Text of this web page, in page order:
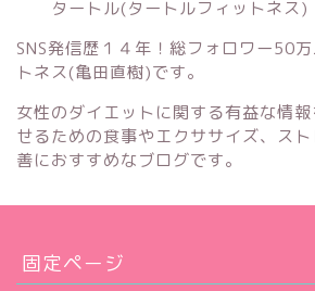
タートル(タートルフィットネス)
SNS発信歴１４年！総フォロワー50
トネス(亀田直樹)です。
女性のダイエットに関する有益な情
せるための食事やエクササイズ、ス
善におすすめなブログです。
固定ページ